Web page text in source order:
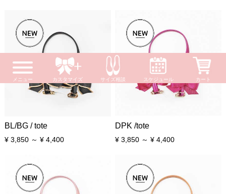
BL/BG / tote
¥ 3,850 ～ ¥ 4,400
DPK /tote
¥ 3,850 ～ ¥ 4,400
メニュー カスタマイズ サイズ相談 スケジュール カート